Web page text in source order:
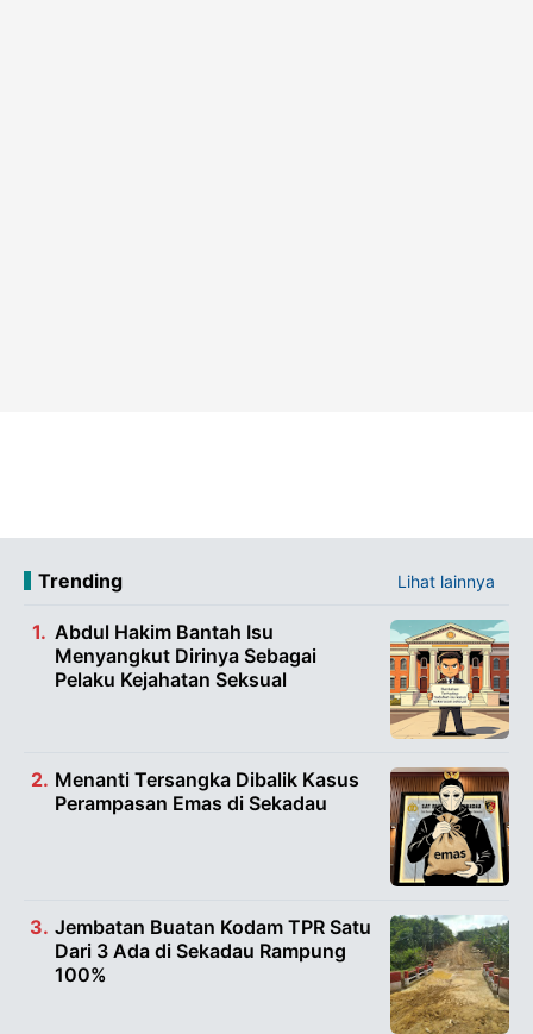
Trending Lihat lainnya
Abdul Hakim Bantah Isu
Menyangkut Dirinya Sebagai
Pelaku Kejahatan Seksual
Menanti Tersangka Dibalik Kasus
Perampasan Emas di Sekadau
Jembatan Buatan Kodam TPR Satu
Dari 3 Ada di Sekadau Rampung
100%